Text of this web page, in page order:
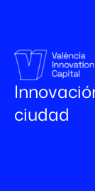
ciudad